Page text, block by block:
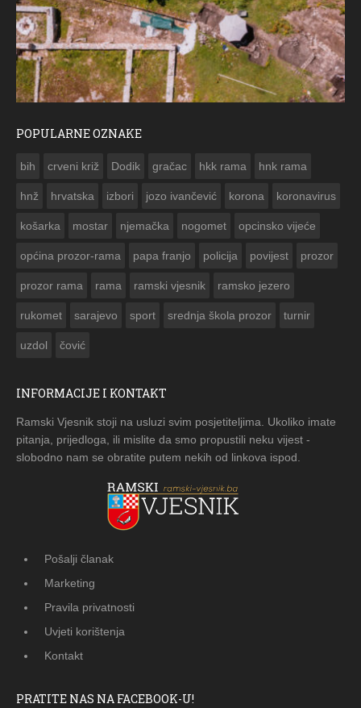
POPULARNE OZNAKE
bih crveni križ Dodik gračac hkk rama hnk rama
hnž hrvatska izbori jozo ivančević korona koronavirus
košarka mostar njemačka nogomet opcinsko vijeće
općina prozor-rama papa franjo policija povijest prozor
prozor rama rama ramski vjesnik ramsko jezero
rukomet sarajevo sport srednja škola prozor turnir
uzdol čović
INFORMACIJE I KONTAKT
Ramski Vjesnik stoji na usluzi svim posjetiteljima. Ukoliko imate
pitanja, prijedloga, ili mislite da smo propustili neku vijest -
slobodno nam se obratite putem nekih od linkova ispod.
Pošalji članak
Marketing
Pravila privatnosti
Uvjeti korištenja
Kontakt
PRATITE NAS NA FACEBOOK-U!